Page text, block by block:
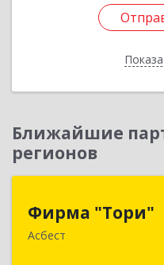
Ближайшие
регионов
Фирма "Тори"
Асбест
624286,